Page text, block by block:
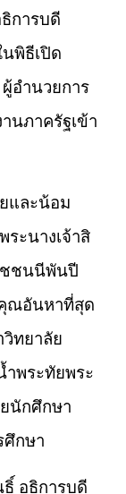
การบดี
พิธีเปิด
อำนวยการ
นภาครัฐเข้า
และน้อม
ะนางเจ้าสิ
ชชนนีพันปี
ณอันหาที่สุด
ทยาลัย
ำพระทัยพระ
นักศึกษา
กษา
อธิการบดี